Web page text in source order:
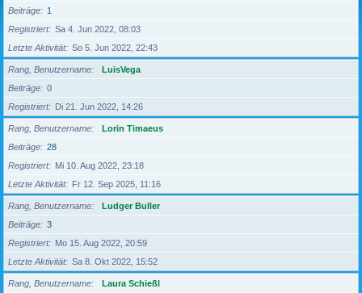
Beiträge
1
Registriert
Sa 4. Jun 2022, 08:03
Letzte Aktivität
So 5. Jun 2022, 22:43
Rang, Benutzername
LuisVega
Beiträge
0
Registriert
Di 21. Jun 2022, 14:26
Rang, Benutzername
Lorin Timaeus
Beiträge
28
Registriert
Mi 10. Aug 2022, 23:18
Letzte Aktivität
Fr 12. Sep 2025, 11:16
Rang, Benutzername
Ludger Buller
Beiträge
3
Registriert
Mo 15. Aug 2022, 20:59
Letzte Aktivität
Sa 8. Okt 2022, 15:52
Rang, Benutzername
Laura Schießl